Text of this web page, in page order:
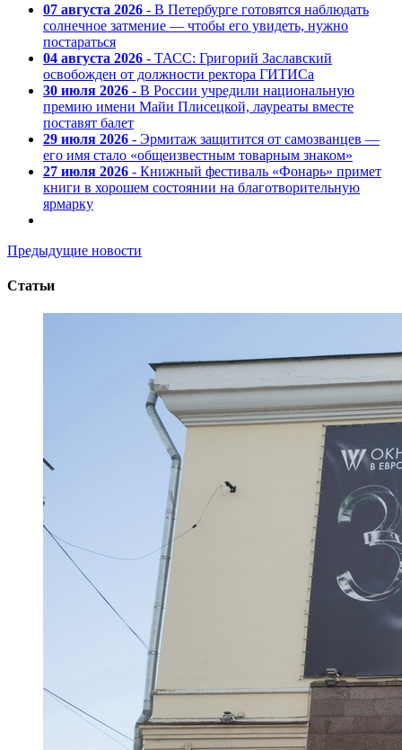
07 августа 2026 - В Петербурге готовятся наблюдать
солнечное затмение — чтобы его увидеть, нужно
постараться
04 августа 2026 - ТАСС: Григорий Заславский
освобожден от должности ректора ГИТИСа
30 июля 2026 - В России учредили национальную
премию имени Майи Плисецкой, лауреаты вместе
поставят балет
29 июля 2026 - Эрмитаж защитится от самозванцев —
его имя стало «общеизвестным товарным знаком»
27 июля 2026 - Книжный фестиваль «Фонарь» примет
книги в хорошем состоянии на благотворительную
ярмарку
Предыдущие новости
Статьи